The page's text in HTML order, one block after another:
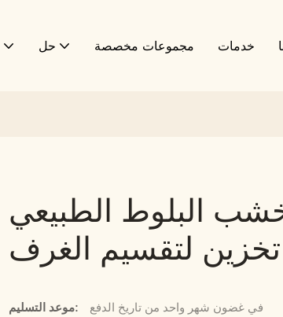
حل مجموعات مخصصة خدمات
البلوط الطبيعي
لتقسيم الغرف
موعد التسليم:
في غضون شهر واحد من تاريخ الدفع